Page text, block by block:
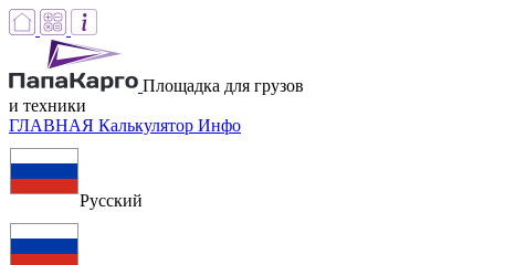
Площадка для грузов
и техники
ГЛАВНАЯ Калькулятор Инфо
Русский